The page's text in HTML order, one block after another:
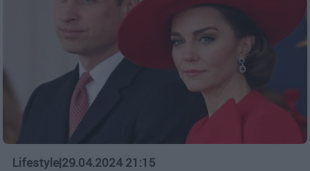
Lifestyle|29.04.2024 21:15